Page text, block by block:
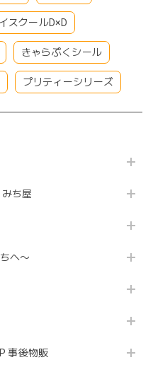
スクールD×D
きゃらぷくシール
プリティーシリーズ
みち屋
ちへ〜
事後物販